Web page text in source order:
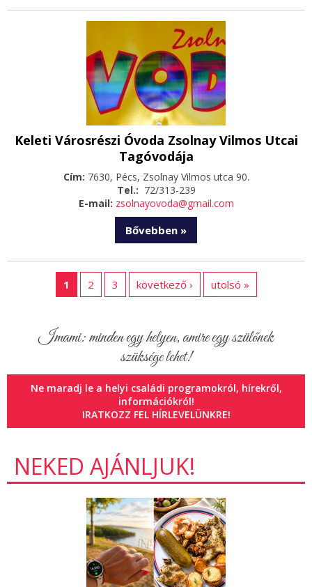
Keleti Városrészi Óvoda Zsolnay Vilmos Utcai
Tagóvodája
Cím: 7630, Pécs, Zsolnay Vilmos utca 90.
Tel.: 72/313-239
E-mail: zsolnayovoda@gmail.com
Bővebben »
1 2 3 következő › utolsó »
Imami: minden egy helyen, amire egy szülőnek
szüksége lehet!
Ne maradj le a helyi családi programokról, hírekről,
információkról!
IRATKOZZ FEL HÍRLEVELÜNKRE!
NEKED AJÁNLJUK!